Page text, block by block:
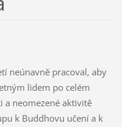
neúnavně pracoval, aby
lidem po celém
a neomezené aktivitě
k Buddhovu učení a k